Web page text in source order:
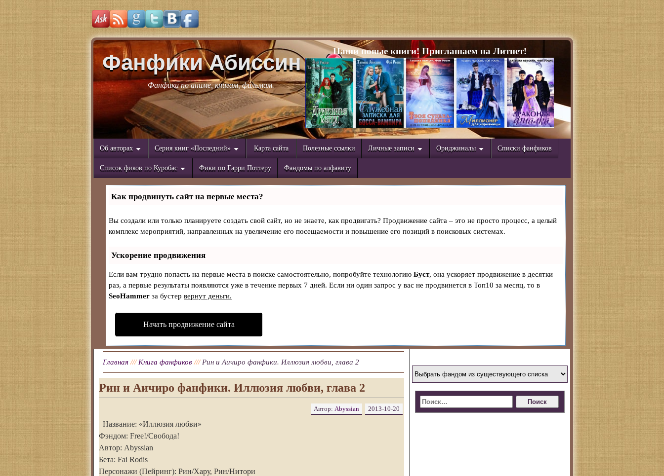
Фанфики Абиссин
Фанфики по аниме, книгам, фильмам.
Наши новые книги! Приглашаем на Литнет!
Об авторах Серия книг «Последний» Карта сайта Полезные ссылки Личные записи Ориджиналы Списки фанфиков
Список фиков по Куробас Фики по Гарри Поттеру Фандомы по алфавиту
Как продвинуть сайт на первые места?
Вы создали или только планируете создать свой сайт, но не знаете, как продвигать? Продвижение сайта – это не просто процесс, а целый
комплекс мероприятий, направленных на увеличение его посещаемости и повышение его позиций в поисковых системах.
Ускорение продвижения
Если вам трудно попасть на первые места в поиске самостоятельно, попробуйте технологию Буст, она ускоряет продвижение в десятки
раз, а первые результаты появляются уже в течение первых 7 дней. Если ни один запрос у вас не продвинется в Топ10 за месяц, то в
SeoHammer за бустер вернут деньги.
Начать продвижение сайта
Главная /// Книга фанфиков /// Рин и Аичиро фанфики. Иллюзия любви, глава 2
Рин и Аичиро фанфики. Иллюзия любви, глава 2
2013-10-20
Автор: Abyssian
Название: «Иллюзия любви»
Фэндом: Free!/Свобода!
Автор: Abyssian
Бета: Fai Rodis
Персонажи (Пейринг): Рин/Хару, Рин/Нитори